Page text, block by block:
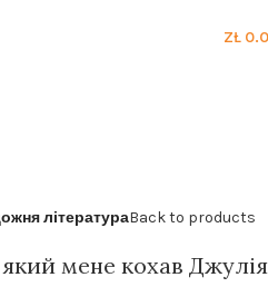
ZŁ
літератураBack to products
мене кохав Джулія